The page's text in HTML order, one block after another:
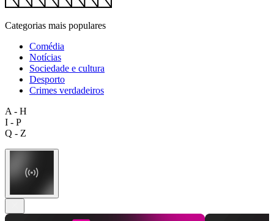
Categorias mais populares
Comédia
Notícias
Sociedade e cultura
Desporto
Crimes verdadeiros
A - H
I - P
Q - Z